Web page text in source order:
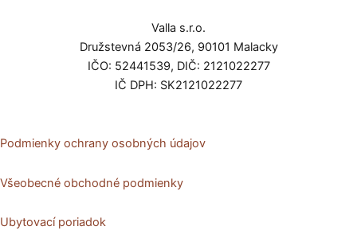
Valla s.r.o.
Družstevná 2053/26, 90101 Malacky
IČO: 52441539, DIČ: 2121022277
IČ DPH: SK2121022277
Podmienky ochrany osobných údajov
Všeobecné obchodné podmienky
Ubytovací poriadok